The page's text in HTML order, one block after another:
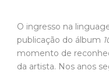
O ingresso na
publicação do álbum
momento de
da artista. Nos anos